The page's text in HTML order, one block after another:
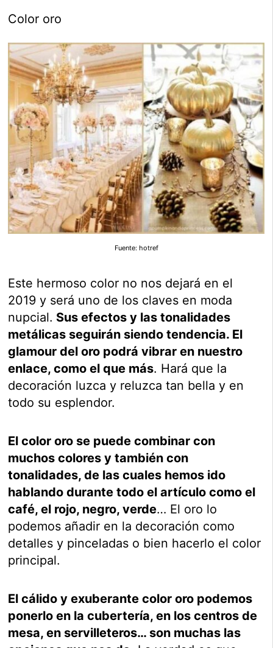
Color oro
Fuente: hotref
Este hermoso color no nos dejará en el
2019 y será uno de los claves en moda
nupcial. Sus efectos y las tonalidades
metálicas seguirán siendo tendencia. El
glamour del oro podrá vibrar en nuestro
enlace, como el que más. Hará que la
decoración luzca y reluzca tan bella y en
todo su esplendor.
El color oro se puede combinar con
muchos colores y también con
tonalidades, de las cuales hemos ido
hablando durante todo el artículo como el
café, el rojo, negro, verde… El oro lo
podemos añadir en la decoración como
detalles y pinceladas o bien hacerlo el color
principal.
El cálido y exuberante color oro podemos
ponerlo en la cubertería, en los centros de
mesa, en servilleteros… son muchas las